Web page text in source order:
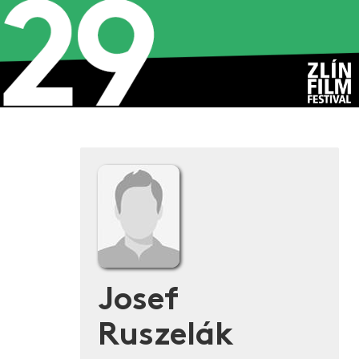
Josef
Ruszelák